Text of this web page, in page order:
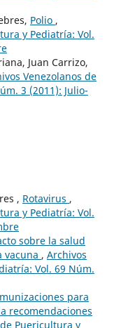
Polio ,
y Pediatría: Vol.
Juan Carrizo,
Venezolanos de
3 (2011): Julio-
, Rotavirus ,
y Pediatría: Vol.
sobre la salud
vacuna , Archivos
Vol. 69 Núm.
para
recomendaciones
Puericultura y